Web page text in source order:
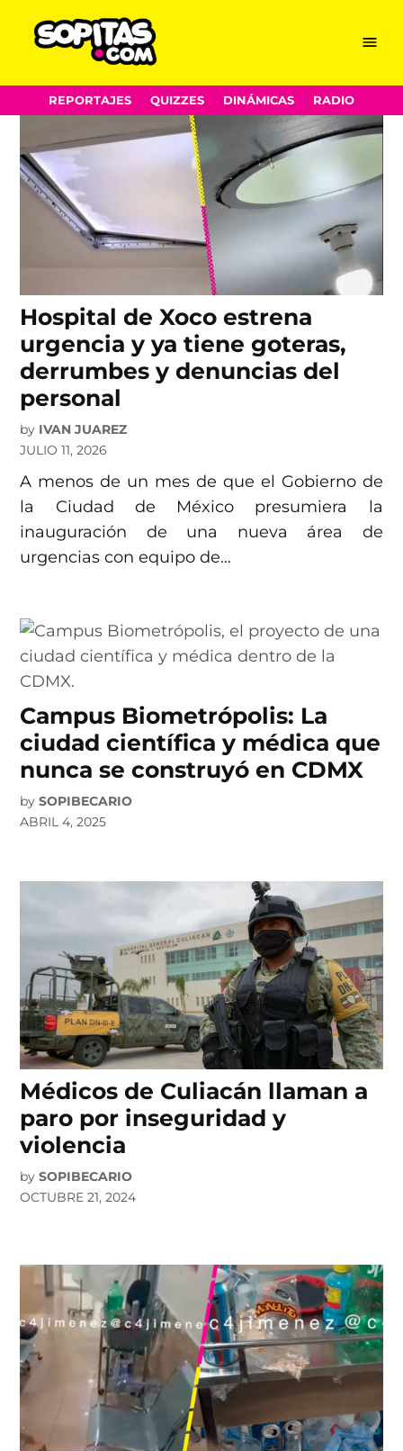
content
Menu
REPORTAJES QUIZZES DINÁMICAS RADIO
Médicos
Hospital de Xoco estrena
urgencia y ya tiene goteras,
derrumbes y denuncias del
personal
by IVAN JUAREZ
JULIO 11, 2026
A menos de un mes de que el Gobierno de
la Ciudad de México presumiera la
inauguración de una nueva área de
urgencias con equipo de…
Campus Biometrópolis: La
ciudad científica y médica que
nunca se construyó en CDMX
by SOPIBECARIO
ABRIL 4, 2025
Médicos de Culiacán llaman a
paro por inseguridad y
violencia
by SOPIBECARIO
OCTUBRE 21, 2024